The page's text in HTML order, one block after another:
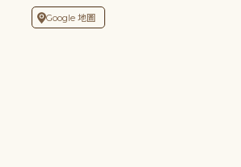
Google 地圖